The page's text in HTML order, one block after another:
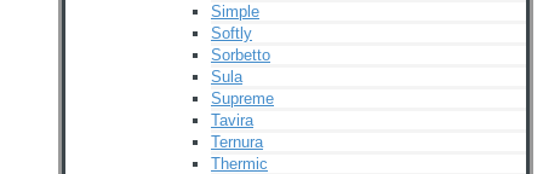
Simple
Softly
Sorbetto
Sula
Supreme
Tavira
Ternura
Thermic